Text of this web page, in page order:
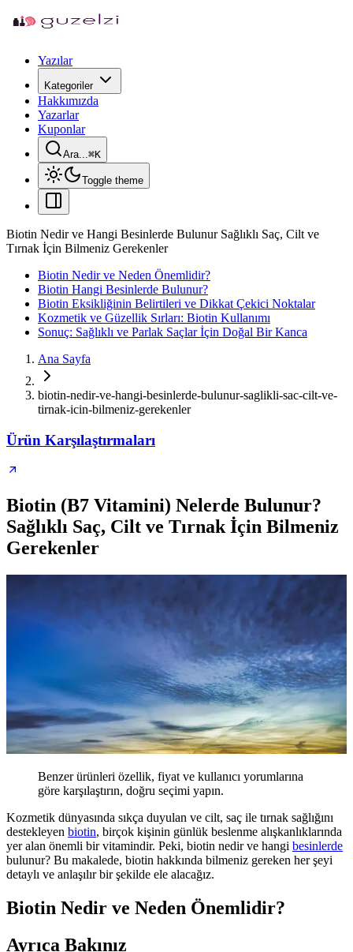
Yazılar
Kategoriler
Hakkımızda
Yazarlar
Kuponlar
Ara...⌘K
Toggle theme
Biotin Nedir ve Hangi Besinlerde Bulunur Sağlıklı Saç, Cilt ve
Tırnak İçin Bilmeniz Gerekenler
Biotin Nedir ve Neden Önemlidir?
Biotin Hangi Besinlerde Bulunur?
Biotin Eksikliğinin Belirtileri ve Dikkat Çekici Noktalar
Kozmetik ve Güzellik Sırları: Biotin Kullanımı
Sonuç: Sağlıklı ve Parlak Saçlar İçin Doğal Bir Kanca
Ana Sayfa
biotin-nedir-ve-hangi-besinlerde-bulunur-saglikli-sac-cilt-ve-
tirnak-icin-bilmeniz-gerekenler
Ürün Karşılaştırmaları
Biotin (B7 Vitamini) Nelerde Bulunur?
Sağlıklı Saç, Cilt ve Tırnak İçin Bilmeniz
Gerekenler
Benzer ürünleri özellik, fiyat ve kullanıcı yorumlarına
göre karşılaştırın, doğru seçimi yapın.
Kozmetik dünyasında sıkça duyulan ve cilt, saç ile tırnak sağlığını
destekleyen biotin, birçok kişinin günlük beslenme alışkanlıklarında
yer alan önemli bir vitamindir. Peki, biotin nedir ve hangi besinlerde
bulunur? Bu makalede, biotin hakkında bilmeniz gereken her şeyi
detaylı ve anlaşılır bir şekilde ele alacağız.
Biotin Nedir ve Neden Önemlidir?
Ayrıca Bakınız